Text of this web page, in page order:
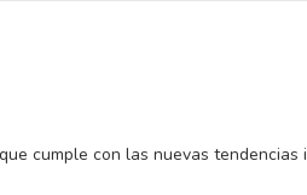
cumple con las nuevas tendencias